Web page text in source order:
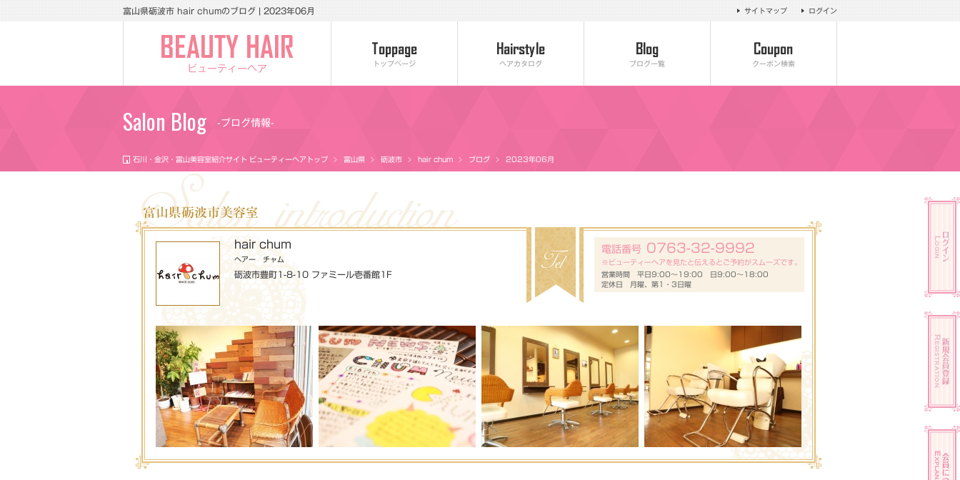
富山県砺波市 hair chumのブログ | 2023年06月 ログイン
サイトマップ
ビューティーヘア クーポン検索
ブログ一覧
ヘアカタログ
トップページ
Salon Blog -ブログ情報-
石川・金沢・富山美容室紹介サイト ビューティーヘアトップ 富山県 砺波市 hair chum ブログ 2023年06月
富山県砺波市美容室
hair chum
ヘアー チャム
砺波市豊町1-8-10 ファミール壱番館1F
電話番号 0763-32-9992
※ビューティーヘアを見たと伝えるとご予約がスムーズです。
営業時間 平日9:00～19:00 日9:00～18:00
定休日 月曜、第1・3日曜